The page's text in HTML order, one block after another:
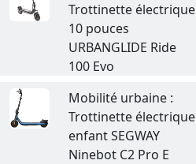
Trottinette électrique
10 pouces
URBANGLIDE Ride
100 Evo
Mobilité urbaine :
Trottinette électrique
enfant SEGWAY
Ninebot C2 Pro E